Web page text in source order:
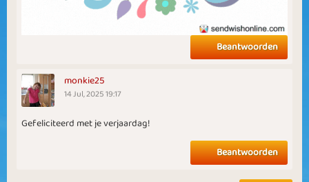
Beantwoorden
monkie25
14 Jul, 2025 19:17
Gefeliciteerd met je verjaardag!
Beantwoorden